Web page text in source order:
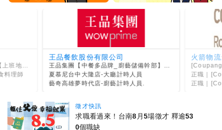
徵才快訊
求職看過來！台南8月5場徵才 釋逾53
0個職缺
水嘉廬】
料理師
王品餐飲股份有限公司
王品集團【中餐多品牌_廚藝儲備幹部】擴大招募◪挑戰百萬年薪
夏慕尼台中大隆店-大廳計時人員
藝奇高雄夢時代店-廚藝計時人員.
火箭物
正職｜
正職｜